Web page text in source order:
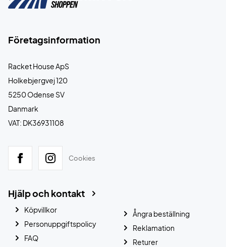
Företagsinformation
Racket House ApS
Holkebjergvej 120
5250 Odense SV
Danmark
VAT: DK36931108
Cookies
Hjälp och kontakt
Köpvillkor
Personuppgiftspolicy
FAQ
Ångra beställning
Reklamation
Returer